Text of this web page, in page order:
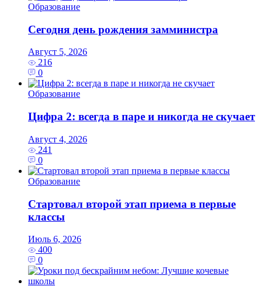
Образование
Сегодня день рождения замминистра
Август 5, 2026
216
0
Образование
Цифра 2: всегда в паре и никогда не скучает
Август 4, 2026
241
0
Образование
Стартовал второй этап приема в первые
классы
Июль 6, 2026
400
0